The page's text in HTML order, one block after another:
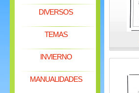
DIVERSOS
TEMAS
INVIERNO
MANUALIDADES